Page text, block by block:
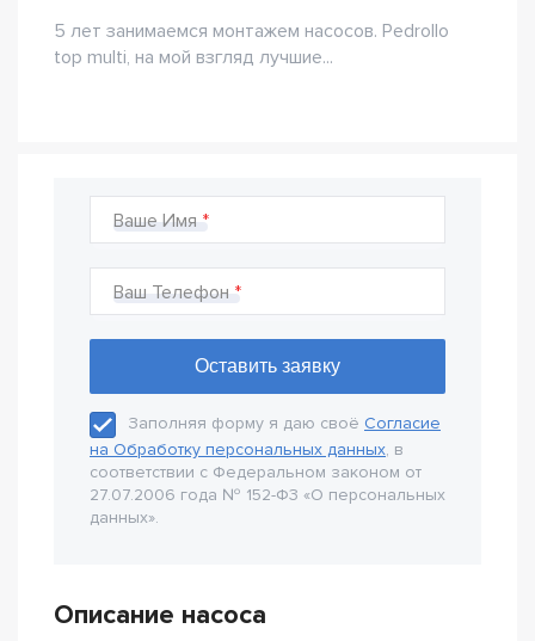
5 лет занимаемся монтажем насосов. Pedrollo
top multi, на мой взгляд лучшие...
Ваше Имя
Ваш Телефон
Заполняя форму я даю своё Согласие
на Обработку персональных данных, в
соответствии с Федеральном законом от
27.07.2006 года № 152-Ф3 «О персональных
данных».
Описание насоса